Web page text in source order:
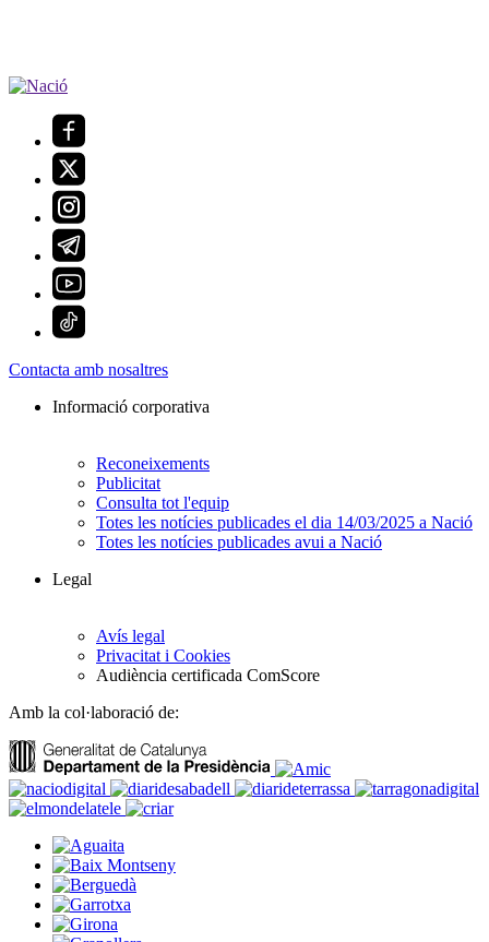
Contacta amb nosaltres
Informació corporativa
Reconeixements
Publicitat
Consulta tot l'equip
Totes les notícies publicades el dia 14/03/2025 a Nació
Totes les notícies publicades avui a Nació
Legal
Avís legal
Privacitat i Cookies
Audiència certificada ComScore
Amb la col·laboració de: